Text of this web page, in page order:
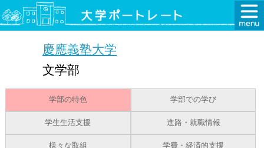
慶應義塾大学
文学部
学部の特色 学部での学び
学生生活支援 進路・就職情報
様々な取組 学費・経済的支援